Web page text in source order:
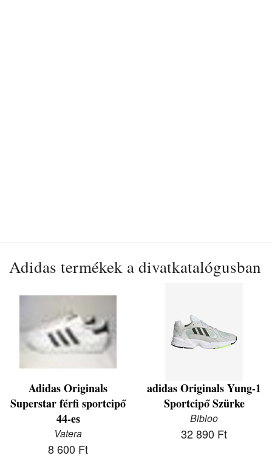
Adidas termékek a divatkatalógusban
Adidas Originals
Superstar férfi sportcipő
44-es
Vatera
8 600 Ft
adidas Originals Yung-1
Sportcipő Szürke
Bibloo
32 890 Ft